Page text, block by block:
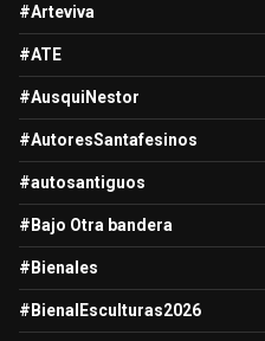
#Arteviva
#ATE
#AusquiNestor
#AutoresSantafesinos
#autosantiguos
#Bajo Otra bandera
#Bienales
#BienalEsculturas2026